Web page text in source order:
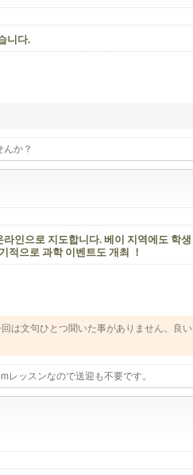
니다.
んか？
인으로 지도합니다. 베이 지역에도 학생
적으로 과학 이벤트도 개최 ！
は文句ひとつ聞いた事がありません。良
レッスンなので送迎も不要です。